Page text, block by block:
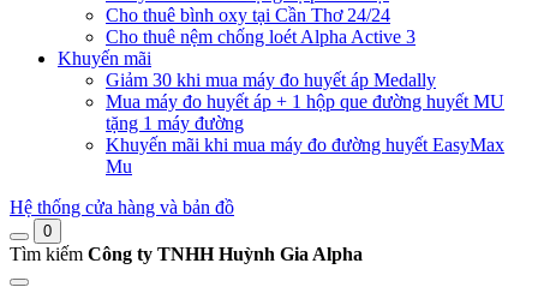
Cho thuê bình oxy tại Cần Thơ 24/24
Cho thuê nệm chống loét Alpha Active 3
Khuyến mãi
Giảm 30 khi mua máy đo huyết áp Medally
Mua máy đo huyết áp + 1 hộp que đường huyết MU
tặng 1 máy đường
Khuyến mãi khi mua máy đo đường huyết EasyMax
Mu
Hệ thống cửa hàng và bản đồ
0
Tìm kiếm Công ty TNHH Huỳnh Gia Alpha